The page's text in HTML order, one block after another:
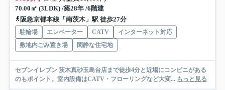
70.00㎡ (3LDK) /築28年 /6階建
阪急京都本線「南茨木」駅 徒歩27分
駐輪場 エレベーター CATV
インターネット対応
敷地内ごみ置き場
閑静な住宅地
セブンイレブン 茨木真砂玉島台店まで徒歩4分と近場にコンビニがある
のもポイント。室内設備はCATV・フローリングなど大変... もっと見る